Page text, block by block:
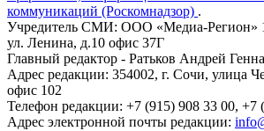
коммуникаций (Роскомнадзор) .
Учредитель СМИ: ООО «Медиа-Регион»
ул. Ленина, д.10 офис 37Г
Главный редактор - Ратьков Андрей
Адрес редакции: 354002, г. Сочи, улица
офис 102
Телефон редакции: +7 (915) 908 33 00, +7
Адрес электронной почты редакции: